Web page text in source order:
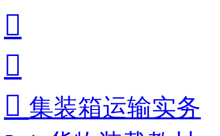


 集装箱运输实务